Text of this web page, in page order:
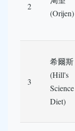
2
(Orijen)
3
希爾斯
(Hill's
Science
Diet)